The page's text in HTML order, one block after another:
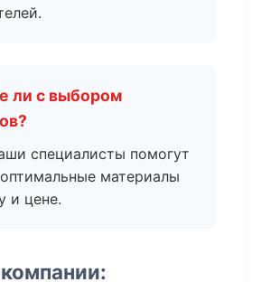
ли с выбором
специалисты помогут
материалы
и цене.